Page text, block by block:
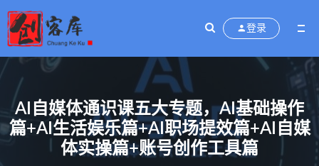
登录
AI自媒体通识课五大专题，AI基础操作
篇+AI生活娱乐篇+AI职场提效篇+AI自媒
体实操篇+账号创作工具篇